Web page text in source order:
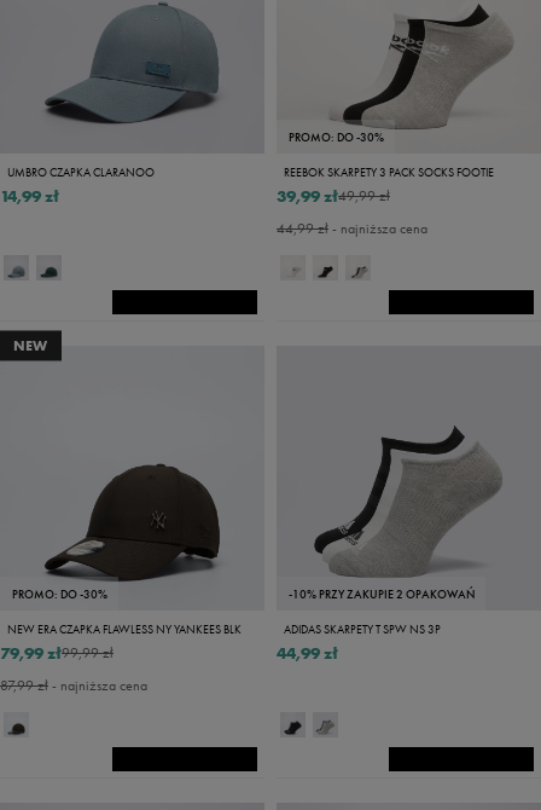
UMBRO CZAPKA CLARANOO
14,99 zł
PROMO: DO -30%
REEBOK SKARPETY 3 PACK SOCKS FOOTIE
49,99 zł
39,99 zł
44,99 zł- najniższa cena
NEW
PROMO: DO -30%
NEW ERA CZAPKA FLAWLESS NY YANKEES BLK
99,99 zł
79,99 zł
87,99 zł- najniższa cena
-10% PRZY ZAKUPIE 2 OPAKOWAŃ
ADIDAS SKARPETY T SPW NS 3P
44,99 zł